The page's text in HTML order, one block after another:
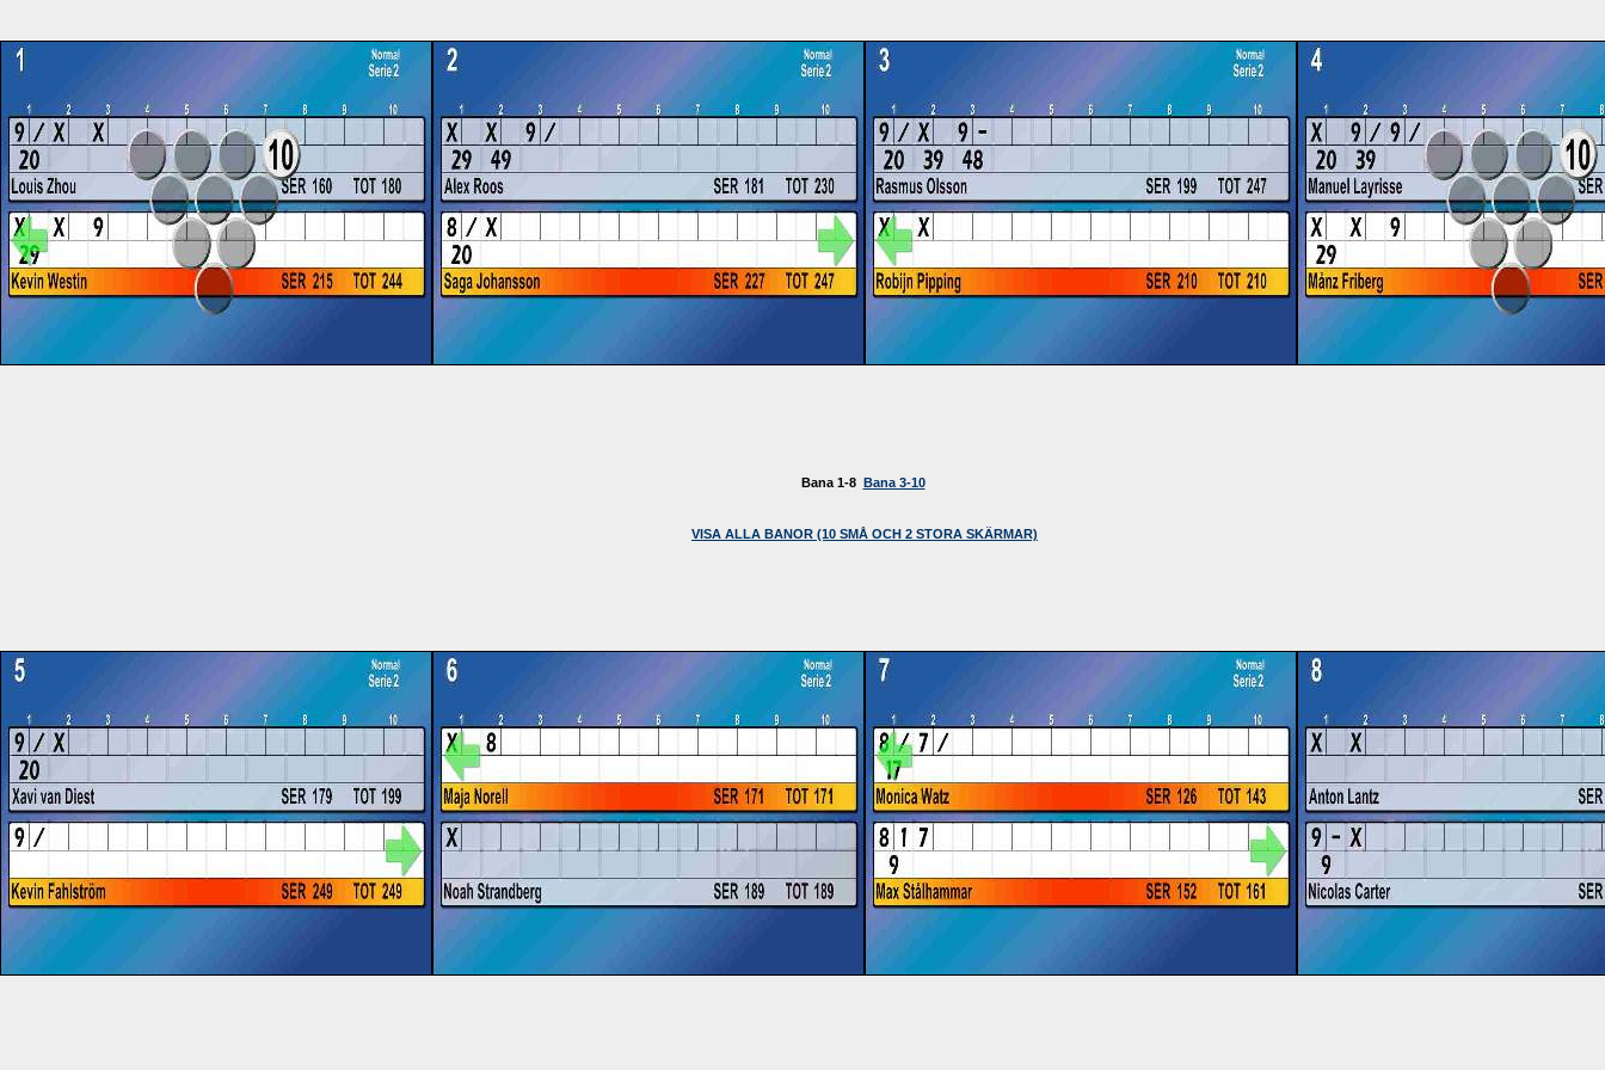
Bana 1-8 Bana 3-10
VISA ALLA BANOR (10 SMÅ OCH 2 STORA SKÄRMAR)